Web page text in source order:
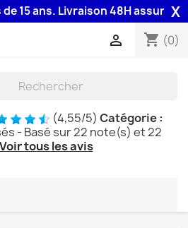
48H assurée par la Poste
X
shopping_cart (0)

(4,55/5) Catégorie :
- Basé sur22 note(s) et22
Voir tous les avis